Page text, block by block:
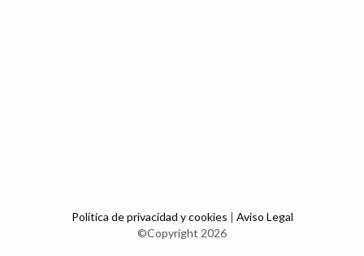
Política de privacidad y cookies | Aviso Legal
©Copyright 2026